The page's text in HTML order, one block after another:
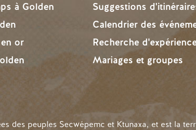
à Golden
or
Suggestions
Calendrier des
Recherche
Mariages et groupes
des peuples Secwépemc et Ktunaxa, et est la